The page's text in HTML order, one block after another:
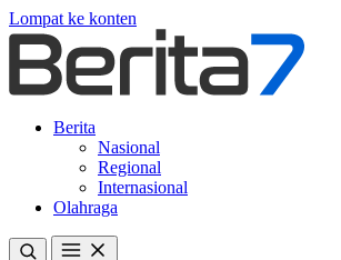
Lompat ke konten
Berita
Nasional
Regional
Internasional
Olahraga